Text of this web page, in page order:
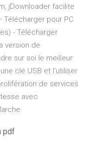
jDownloader facilite
Télécharger pour PC
- Télécharger
version de
sur soi le meilleur
clé USB et l'utiliser
de services
avec
pdf